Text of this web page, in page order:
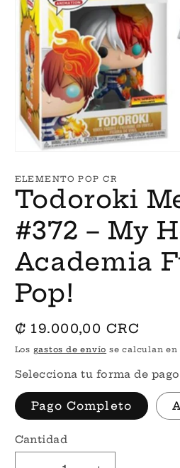
multimedia
1
en
una
ventana
modal
ELEMENTO POP CR
Todoroki
#372 – My
Academia
Pop!
Precio
habitual
₡ 19.000,00 CRC
Los gastos de envío se calculan en
Selecciona tu forma de
Pago Completo
Cantidad